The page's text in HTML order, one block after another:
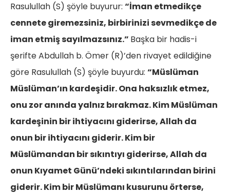
Rasulullah (S) şöyle buyurur: “İman etmedikçe
cennete giremezsiniz, birbirinizi sevmedikçe de
iman etmiş sayılmazsınız.” Başka bir hadis-i
şerifte Abdullah b. Ömer (R)’den rivayet edildiğine
göre Rasulullah (S) şöyle buyurdu: “Müslüman
Müslüman’ın kardeşidir. Ona haksızlık etmez,
onu zor anında yalnız bırakmaz. Kim Müslüman
kardeşinin bir ihtiyacını giderirse, Allah da
onun bir ihtiyacını giderir. Kim bir
Müslümandan bir sıkıntıyı giderirse, Allah da
onun Kıyamet Günü’ndeki sıkıntılarından birini
giderir. Kim bir Müslümanı kusurunu örterse,